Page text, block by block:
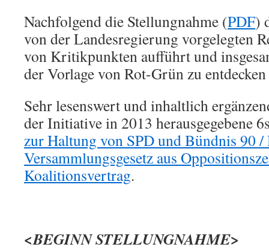
Nachfolgend die Stellungnahme (PDF)
von der Landesregierung vorgelegten
von Kritikpunkten aufführt und
der Vorlage von Rot-Grün zu
Sehr lesenswert und inhaltlich
der Initiative in 2013 herausgegebene
zur Haltung von SPD und Bündnis 90
Versammlungsgesetz aus
Koalitionsvertrag.
<BEGINN STELLUNGNAHME>